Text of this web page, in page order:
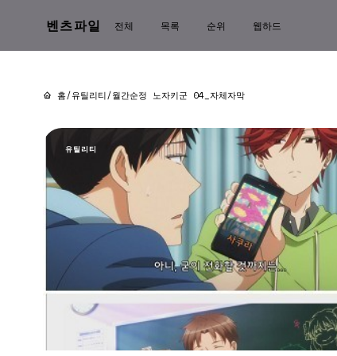
벤츠파일 전체 목록 순위 웹하드
홈/유틸리티/월간순정 노자키군 04_자체자막
유틸리티